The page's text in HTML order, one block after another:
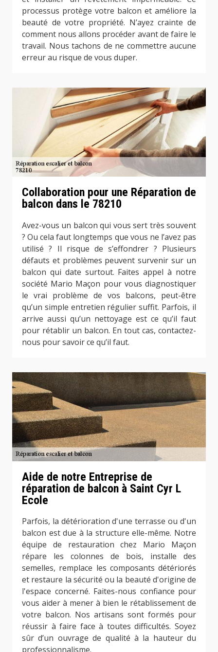
processus protège votre balcon et améliore la
beauté de votre propriété. N’ayez crainte de
comment nous allons procéder avant de faire le
travail. Nous tachons de ne commettre aucune
erreur au risque de vous duper.
Collaboration pour une Réparation de
balcon dans le 78210
Avez-vous un balcon qui vous sert très souvent
? Ou cela faut longtemps que vous ne l’avez pas
utilisé ? Il risque de s’effondrer ? Plusieurs
défauts et problèmes peuvent survenir sur un
balcon qui date surtout. Faites appel à notre
société Mario Maçon pour vous diagnostiquer
le vrai problème de vos balcons, peut-être
qu’un simple entretien régulier suffit. Parfois, il
arrive aussi qu’un nettoyage est ce qu’il faut
pour rétablir un balcon. En tout cas, contactez-
nous pour savoir ce qu’il faut.
Aide de notre Entreprise de
réparation de balcon à Saint Cyr L
Ecole
Parfois, la détérioration d'une terrasse ou d'un
balcon est due à la structure elle-même. Notre
équipe de restauration chez Mario Maçon
répare les colonnes de bois, installe des
semelles, remplace les composants détériorés
et restaure la sécurité ou la beauté d'origine de
l'espace concerné. Faites-nous confiance pour
vous aider à mener à bien le rétablissement de
votre balcon. Nos artisans sont formés pour
réussir à faire face à toutes difficultés. Soyez
sûr d’un ouvrage de qualité à la hauteur du
professionnalisme.